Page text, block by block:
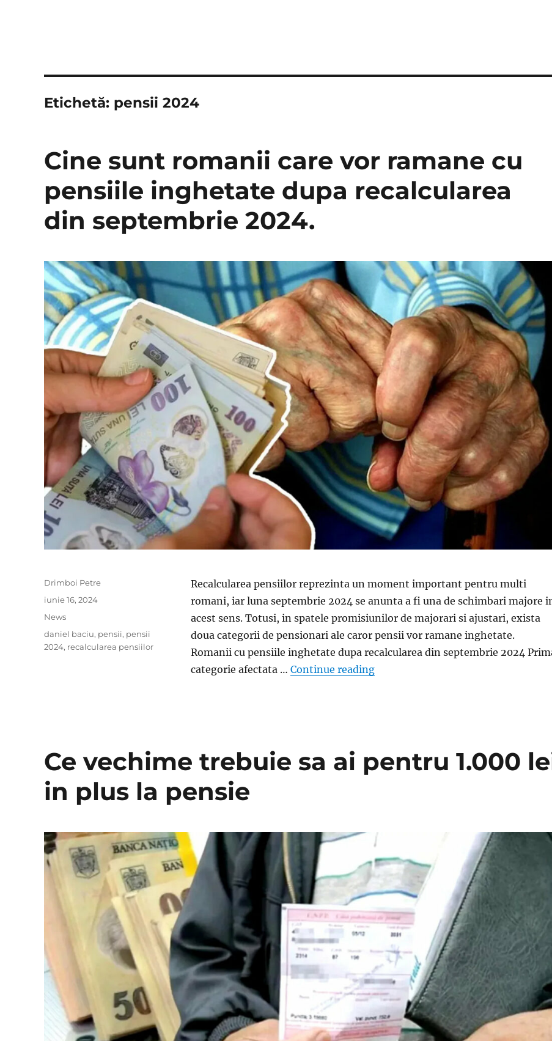
Etichetă: pensii 2024
Cine sunt romanii care vor ramane cu
pensiile inghetate dupa recalcularea
din septembrie 2024.
Recalcularea pensiilor reprezinta un moment important pentru multi
romani, iar luna septembrie 2024 se anunta a fi una de schimbari majore
acest sens. Totusi, in spatele promisiunilor de majorari si ajustari, exista
doua categorii de pensionari ale caror pensii vor ramane inghetate.
Romanii cu pensiile inghetate dupa recalcularea din septembrie 2024
categorie afectata … Continue reading„Cine sunt romanii care vor
Author
Drimboi Petre
Posted
iunie 16, 2024
Categories
News
Tags
daniel baciu, pensii, pensii
2024, recalcularea pensiilor
Ce vechime trebuie sa ai pentru 1.000
in plus la pensie